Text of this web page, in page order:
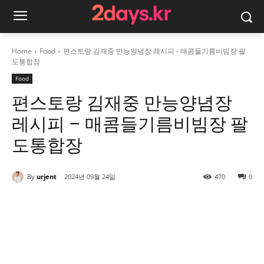
Home Food
편스토랑 김재중 만능양념장 레시피 - 매콤들기름비빔장 팔
도통합장
Food
편스토랑 김재중 만능양념장
레시피 – 매콤들기름비빔장 팔
도통합장
By urjent 2024년 09월 24일 0
470